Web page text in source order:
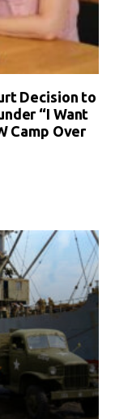
Decision to
“I Want
Camp Over